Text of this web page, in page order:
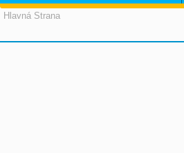
Hlavná Strana